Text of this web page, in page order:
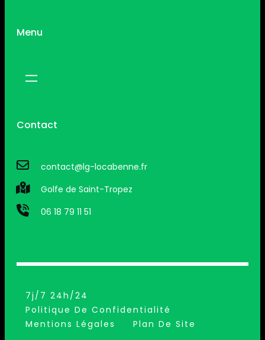
Menu
Contact
contact@lg-locabenne.fr
Golfe de Saint-Tropez
06 18 79 11 51
7j/7 24h/24
Politique De Confidentialité
Mentions Légales
Plan De Site